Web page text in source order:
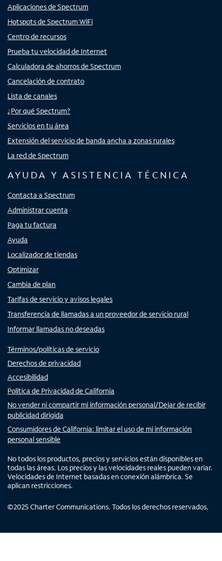
Aplicaciones de Spectrum
Hotspots de Spectrum WiFi
Centro de recursos
Prueba tu velocidad de Internet
Calculadora de ahorros de Spectrum
Cancelación de contrato
Lista de canales
¿Por qué Spectrum?
Servicios en tu área
Extensión del servicio de banda ancha a zonas rurales
La red de Spectrum
AYUDA Y ASISTENCIA TÉCNICA
Contacta a Spectrum
Administrar cuenta
Paga tu factura
Ayuda
Localizador de tiendas
Optimizar
Cambia de plan
Tarifas de servicio y avisos legales
Transferencia de llamadas a un proveedor de servicio rural
Informar llamadas no deseadas
Términos/políticas de servicio
Derechos de privacidad
Accesibilidad
Política de Privacidad de California
No vender ni compartir mi información personal/Dejar de recibir
publicidad dirigida
Consumidores de California: limitar el uso de mi información
personal sensible
No todos los productos, precios y servicios están disponibles en
todas las áreas. Los precios y las velocidades reales pueden variar.
Velocidades de Internet basadas en conexión alámbrica. Se
aplican restricciones.
©2025 Charter Communications. Todos los derechos reservados.